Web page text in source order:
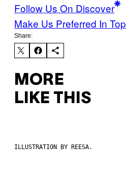
Follow Us On Discover
Make Us Preferred In
Share:
MORE
LIKE THIS
ILLUSTRATION BY REESA.